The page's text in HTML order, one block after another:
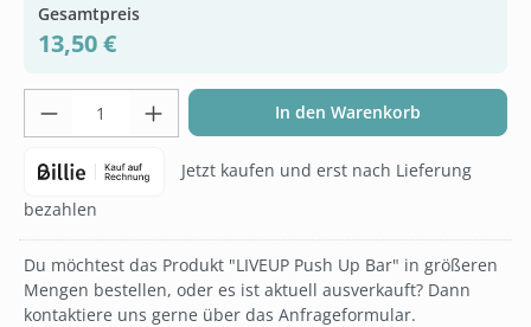
Gesamtpreis
13,50 €
Produkt Anzahl: Gib den gewünschten
In den Warenkorb
Jetzt kaufen und erst nach Lieferung
bezahlen
Du möchtest das Produkt "LIVEUP Push Up Bar" in größeren
Mengen bestellen, oder es ist aktuell ausverkauft? Dann
kontaktiere uns gerne über das Anfrageformular.